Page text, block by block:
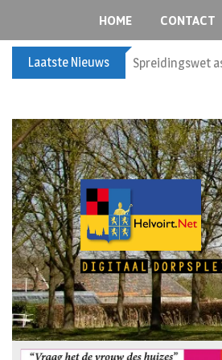
HOME CONTACT
Laatste Nieuws Spreidingswet